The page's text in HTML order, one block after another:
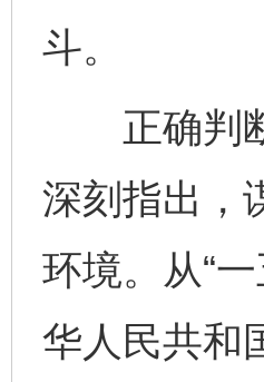
斗。
正确判断
深刻指出，
环境。从“
华人民共和